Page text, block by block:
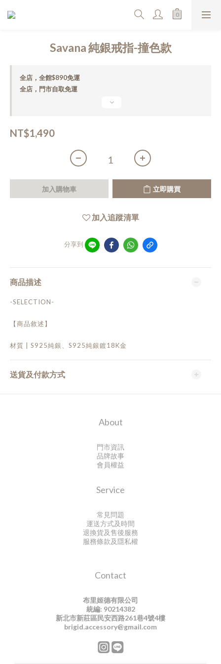
Savana 純銀戒指-撞色款
全店，全館$890免運
全店，門市自取免運
NT$1,490
加入購物車 立即購買
加入追蹤清單
分享到
商品描述
-SELECTION-
【商品敘述】
材質 | S925純銀、S925純銀鍍18K金
送貨及付款方式
About
門市資訊
品牌故事
會員權益
Service
常見問題
運送方式及時間
退換貨及售後服務
服務條款及隱私權
Contact
布里姬德有限公司
統編: 90214382
新北市新莊區民安西路261巷4號4樓
brigid.accessory@gmail.com